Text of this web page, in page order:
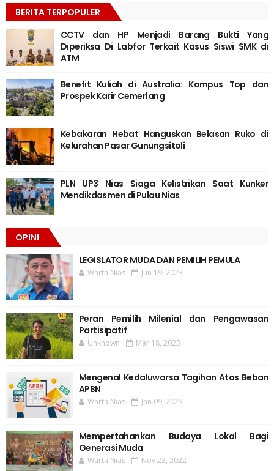
BERITA TERPOPULER
CCTV dan HP Menjadi Barang Bukti Yang
Diperiksa Di Labfor Terkait Kasus Siswi SMK di
ATM
Benefit Kuliah di Australia: Kampus Top dan
Prospek Karir Cemerlang
Kebakaran Hebat Hanguskan Belasan Ruko di
Kelurahan Pasar Gunungsitoli
PLN UP3 Nias Siaga Kelistrikan Saat Kunker
Mendikdasmen di Pulau Nias
OPINI
LEGISLATOR MUDA DAN PEMILIH PEMULA
Warta Nias Jun 19, 2023
Peran Pemilih Milenial dan Pengawasan
Partisipatif
Unknown Mar 18, 2023
Mengenal Kedaluwarsa Tagihan Atas Beban
APBN
Warta Nias Jan 09, 2023
Mempertahankan Budaya Lokal Bagi
Generasi Muda
Warta Nias Nov 23, 2022